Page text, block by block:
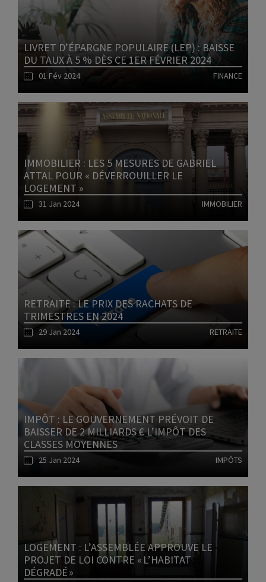
LIVRET D’ÉPARGNE POPULAIRE (LEP) : BAISSE
DU TAUX À 5 % DÈS CE 1ER FÉVRIER 2024
01 Fév 2024 FINANCE
Lire l'article
IMMOBILIER : LES 5 MESURES DE GABRIEL
ATTAL POUR « DÉVERROUILLER LE
LOGEMENT »
31 Jan 2024 IMMOBILIER
Lire l'article
RETRAITE : LE PRIX DES RACHATS DE
TRIMESTRES EN 2024
29 Jan 2024 RETRAITE
IMPÔT : LE GOUVERNEMENT PRÉVOIT DE
BAISSER DE 2 MILLIARDS € L’IMPÔT DES
CLASSES MOYENNES
25 Jan 2024 IMPÔTS
Lire l'article
LOGEMENT : L’ASSEMBLÉE APPROUVE LE
PROJET DE LOI CONTRE « L’HABITAT
DÉGRADÉ »